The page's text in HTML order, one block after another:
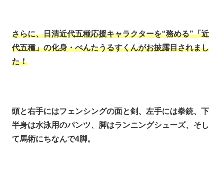
さらに、日清近代五種応援キャラクターを“務める”「近
代五種」の化身・ぺんたうるすくんがお披露目されまし
た！
頭と右手にはフェンシングの面と剣、左手には拳銃、下
半身は水泳用のパンツ、脚はランニングシューズ、そし
て馬術にちなんで4脚。